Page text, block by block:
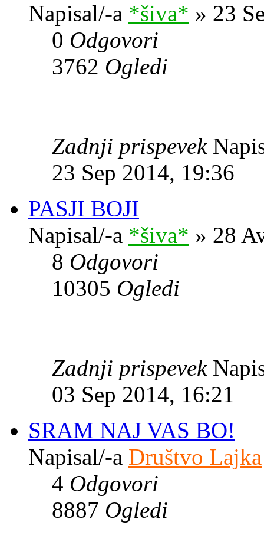
Napisal/-a *šiva* » 23
0 Odgovori
3762 Ogledi
Zadnji prispevek
23 Sep 2014, 19:36
PASJI BOJI
Napisal/-a *šiva* » 28
8 Odgovori
10305 Ogledi
Zadnji prispevek
03 Sep 2014, 16:21
SRAM NAJ VAS BO!
Napisal/-a Društvo Lajka
4 Odgovori
8887 Ogledi